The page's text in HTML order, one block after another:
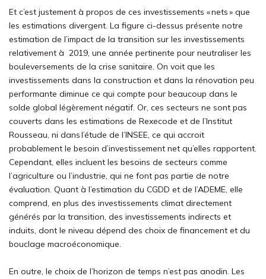
Et c’est justement à propos de ces investissements « nets » que
les estimations divergent. La figure ci-dessus présente notre
estimation de l’impact de la transition sur les investissements
relativement à 2019, une année pertinente pour neutraliser les
bouleversements de la crise sanitaire. On voit que les
investissements dans la construction et dans la rénovation peu
performante diminue ce qui compte pour beaucoup dans le
solde global légèrement négatif. Or, ces secteurs ne sont pas
couverts dans les estimations de Rexecode et de l’Institut
Rousseau, ni dans l’étude de l’INSEE, ce qui accroit
probablement le besoin d’investissement net qu’elles rapportent.
Cependant, elles incluent les besoins de secteurs comme
l’agriculture ou l’industrie, qui ne font pas partie de notre
évaluation. Quant à l’estimation du CGDD et de l’ADEME, elle
comprend, en plus des investissements climat directement
générés par la transition, des investissements indirects et
induits, dont le niveau dépend des choix de financement et du
bouclage macroéconomique.
En outre, le choix de l’horizon de temps n’est pas anodin. Les